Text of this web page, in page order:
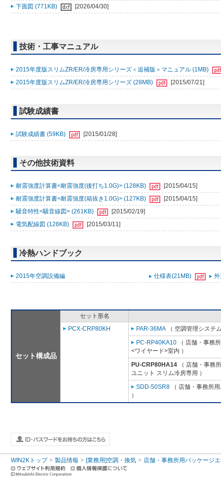
下面図 (771KB)
[2026/04/30]
技術・工事マニュアル
2015年度版スリムZR/ER/冷房専用シリーズ＜追補版＞マニュアル (1MB)
2015年度版スリムZR/ER/冷房専用シリーズ (28MB)
[2015/07/21]
試験成績書
試験成績書 (59KB) [2015/01/28]
その他技術資料
耐震強度計算書<耐震強度(後打ち1.0G)> (128KB)
[2015/04/15]
耐震強度計算書<耐震強度(箱抜き1.0G)> (127KB)
[2015/04/15]
騒音特性<騒音線図> (261KB)
[2015/02/19]
電気配線図 (128KB)
[2015/03/11]
冷熱ハンドブック
2015年空調設備編 仕様表(21MB)
セット構成品
セット形名
PCX-CRP80KH
PAR-36MA （ 空調管理システ
PC-RP40KA10 （ 店舗・事務
<ワイヤード>室内 ）
PU-CRP80HA14 （ 店舗・事務
ユニット スリム冷房専用 ）
SDD-50SR8 （ 店舗・事務所
）
WIN2Kトップ 製品情報 [業務用]空調・換気 店舗・事務所用パッケージ